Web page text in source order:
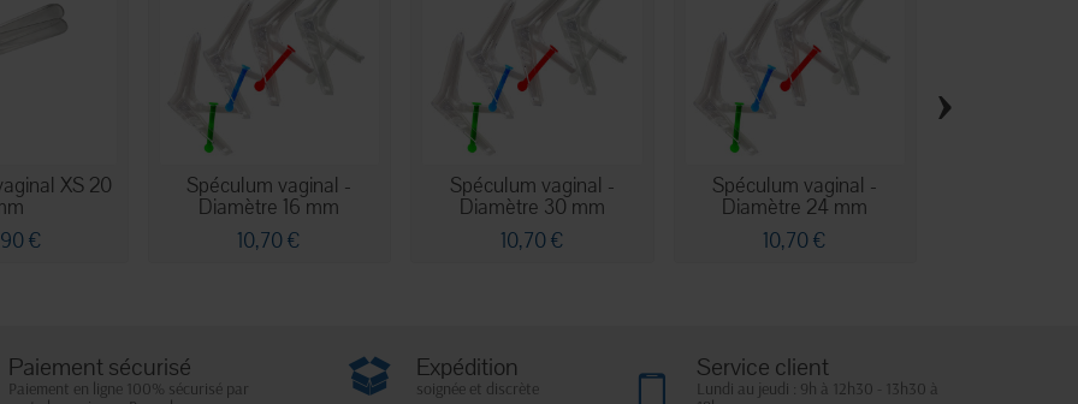
XS 20
€
Spéculum vaginal -
Diamètre 16 mm
10,70 €
Spéculum vaginal -
Diamètre 30 mm
10,70 €
Spéculum vaginal -
Diamètre 24 mm
10,70 €
›
Paiement sécurisé
Paiement en ligne 100% sécurisé par
Expédition
soignée et discrète
Service client
Lundi au jeudi : 9h à 12h30 - 13h30 à